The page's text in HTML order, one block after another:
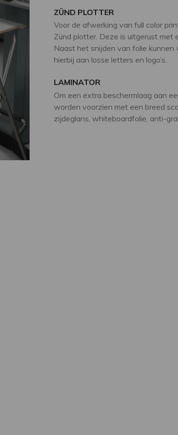
ZÜND PLOTTER
Voor de afwerking van full color
Zünd plotter. Deze is uitgerust met
Naast het snijden van folie
hierbij aan losse letters en logo’s.
LAMINATOR
Om een extra beschermlaag aan
worden voorzien met een breed
zijdeglans, whiteboardfolie, anti-